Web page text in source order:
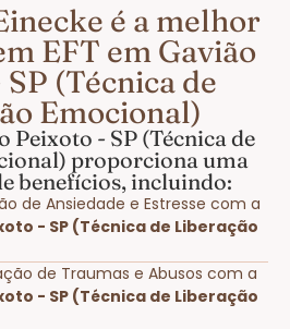
é a melhor
EFT em Gavião
(Técnica de
Emocional)
Peixoto - SP (Técnica de
proporciona uma
benefícios, incluindo:
de Ansiedade e Estresse com a
- SP (Técnica de Liberação
de Traumas e Abusos com a
- SP (Técnica de Liberação